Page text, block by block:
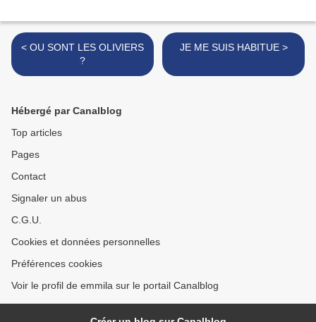
< OU SONT LES OLIVIERS
?
JE ME SUIS HABITUE >
Hébergé par Canalblog
Top articles
Pages
Contact
Signaler un abus
C.G.U.
Cookies et données personnelles
Préférences cookies
Voir le profil de emmila sur le portail Canalblog